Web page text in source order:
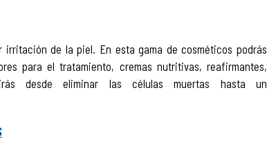
de la piel. En esta gama de cosméticos podrás
para el tratamiento, cremas nutritivas, reafirmantes,
desde eliminar las células muertas hasta un